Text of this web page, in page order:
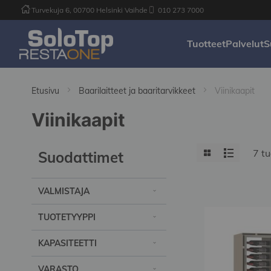
Turvekuja 6, 00700 Helsinki Vaihde 010 273 7000
TuotteetPalvelut
Etusivu Baarilaitteet ja baaritarvikkeet Viinikaapit
Viinikaapit
View
Grid List 7
Suodattimet
VALMISTAJA
TUOTETYYPPI
KAPASITEETTI